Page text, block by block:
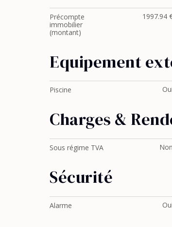
Précompte
immobilier
(montant)
1997.94
Equipement
Piscine Oui
Charges &
Sous régime TVA Non
Sécurité
Alarme Oui